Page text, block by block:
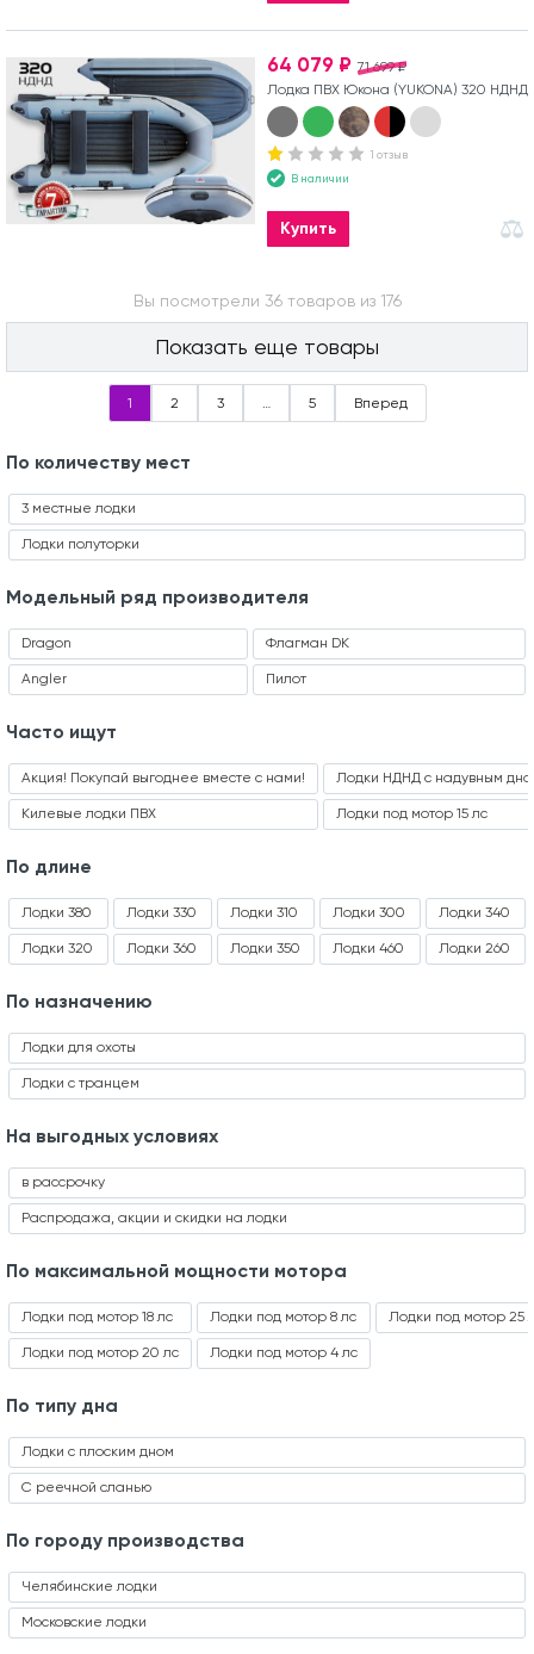
71 699 ₽
64 079 ₽
Лодка ПВХ Юкона (YUKONA) 320 НДНД
1 отзыв
В наличии
Купить
Вы посмотрели 36 товаров из 176
Показать еще товары
1 2 3 … 5 Вперед
По количеству мест
3 местные лодки
Лодки полуторки
Модельный ряд производителя
Dragon
Angler
Флагман DK
Пилот
Часто ищут
Акция! Покупай выгоднее вместе с нами!
Килевые лодки ПВХ
Лодки НДНД с надувным
Лодки под мотор 15 лс
По длине
Лодки 380
Лодки 320
Лодки 330
Лодки 360
Лодки 310
Лодки 350
Лодки 300
Лодки 460
Лодки 340
Лодки 260
По назначению
Лодки для охоты
Лодки с транцем
На выгодных условиях
в рассрочку
Распродажа, акции и скидки на лодки
По максимальной мощности мотора
Лодки под мотор 18 лс
Лодки под мотор 20 лс
Лодки под мотор 8 лс
Лодки под мотор 4 лс
Лодки под мотор 25
По типу дна
Лодки с плоским дном
С реечной сланью
По городу производства
Челябинские лодки
Московские лодки